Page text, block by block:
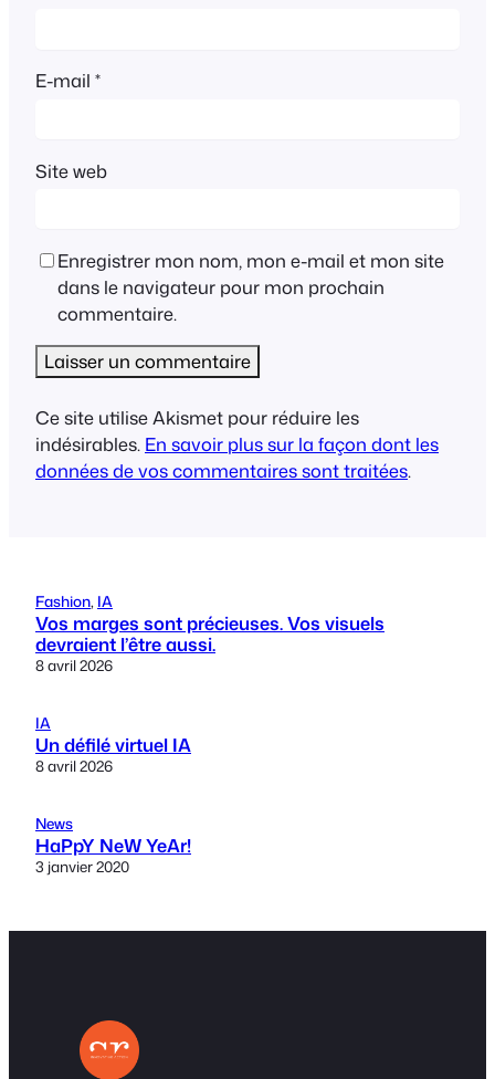
E-mail *
Site web
Enregistrer mon nom, mon e-mail et mon site
dans le navigateur pour mon prochain
commentaire.
Ce site utilise Akismet pour réduire les
indésirables. En savoir plus sur la façon dont les
données de vos commentaires sont traitées.
Fashion, IA
Vos marges sont précieuses. Vos visuels
devraient l’être aussi.
8 avril 2026
IA
Un défilé virtuel IA
8 avril 2026
News
HaPpY NeW YeAr!
3 janvier 2020